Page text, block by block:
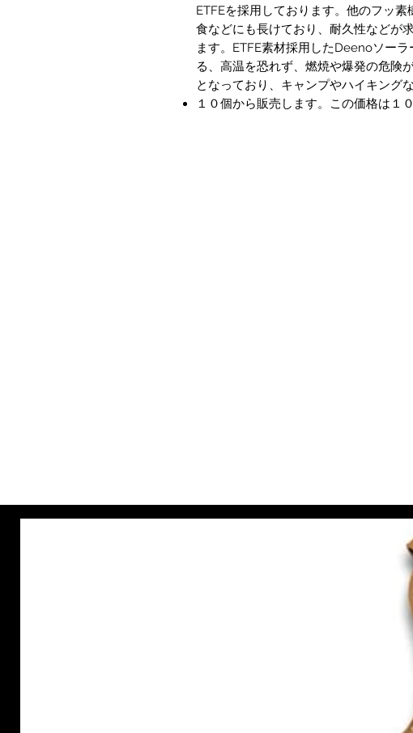
ETFEを採用しております。他のフッ
食などにも長けており、耐久性などが
ます。ETFE素材採用したDeenoソー
る、高温を恐れず、燃焼や爆発の危険
となっており、キャンプやハイキング
１０個から販売します。この価格は１